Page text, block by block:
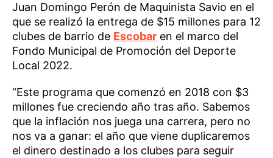
Juan Domingo Perón de Maquinista Savio en el
que se realizó la entrega de $15 millones para 12
clubes de barrio de Escobar en el marco del
Fondo Municipal de Promoción del Deporte
Local 2022.
“Este programa que comenzó en 2018 con $3
millones fue creciendo año tras año. Sabemos
que la inflación nos juega una carrera, pero no
nos va a ganar: el año que viene duplicaremos
el dinero destinado a los clubes para seguir